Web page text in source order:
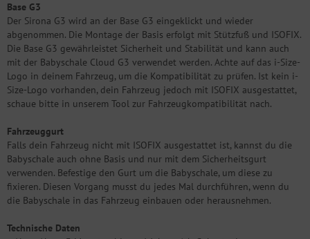
Base G3
Der Sirona G3 wird an der Base G3 eingeklickt und wieder
abgenommen. Die Montage der Basis erfolgt mit Stützfuß und ISOFIX.
Die Base G3 gewährleistet Sicherheit und Stabilität und kann auch
mit der Babyschale Cloud G3 verwendet werden. Achte auf das i-Size-
Logo in deinem Fahrzeug, um die Kompatibilität zu prüfen. Ist kein i-
Size-Logo vorhanden, dein Fahrzeug jedoch mit ISOFIX ausgestattet,
schaue bitte in unserem Tool zur Fahrzeugkompatibilität nach.
Fahrzeuggurt
Falls dein Fahrzeug nicht mit ISOFIX ausgestattet ist, kannst du die
Babyschale auch ohne Basis und nur mit dem Sicherheitsgurt
verwenden. Befestige den Gurt um die Babyschale, um diese zu
fixieren. Diesen Vorgang musst du jedes Mal durchführen, wenn du
die Babyschale in das Fahrzeug einbauen oder herausnehmen.
Technische Daten